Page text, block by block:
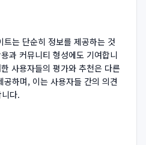
는 단순히 정보를 제공하는 것
과 커뮤니티 형성에도 기여합니
사용자들의 평가와 추천은 다른
하며, 이는 사용자들 간의 의견
다.